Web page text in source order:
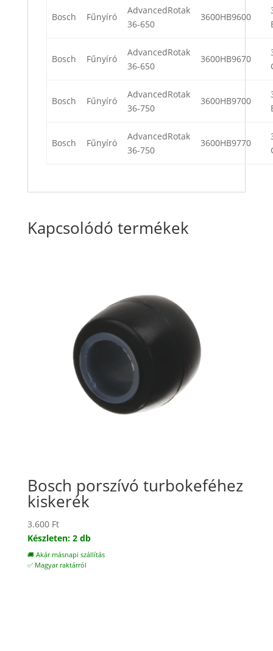
Bosch Fűnyíró
AdvancedRotak
36-650
3600HB9600
Bosch Fűnyíró
AdvancedRotak
36-650
3600HB9670
Bosch Fűnyíró
AdvancedRotak
36-750
3600HB9700
Bosch Fűnyíró
AdvancedRotak
36-750
3600HB9770
Kapcsolódó termékek
Bosch porszívó turbokeféhez
kiskerék
3.600 Ft
Készleten: 2 db
🚚 Akár másnapi szállítás
✅ Magyar raktárról